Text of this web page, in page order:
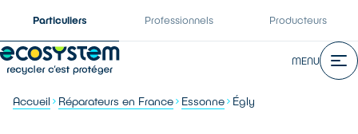
Particuliers Professionnels Producteurs
MENU
Accueil Réparateurs en France Essonne Égly